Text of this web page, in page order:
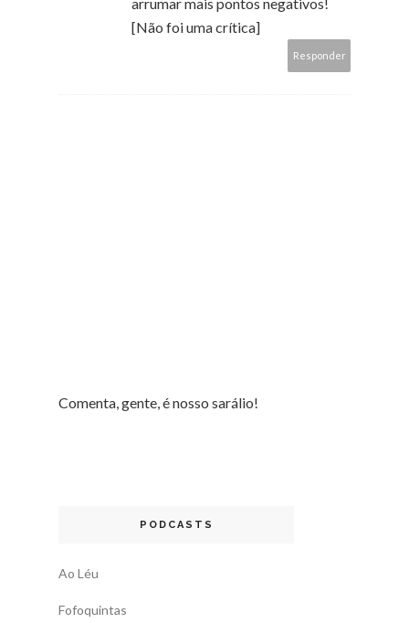
[Não foi uma crítica]
Responder
Comenta, gente, é nosso sarálio!
PODCASTS
Ao Léu
Fofoquintas